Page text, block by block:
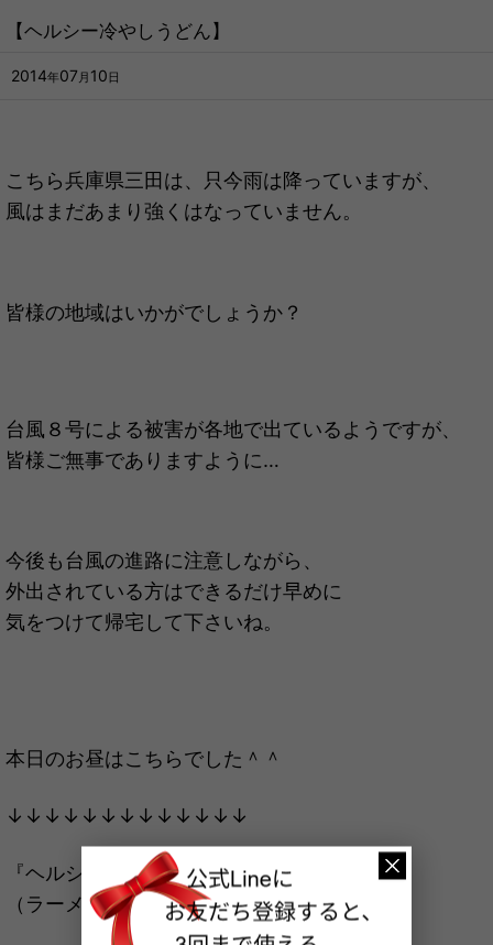
【ヘルシー冷やしうどん】
2014年07 月 10 日
こちら兵庫県三田は、只今雨は降っていますが、
風はまだあまり強くはなっていません。
皆様の地域はいかがでしょうか？
台風８号による被害が各地で出ているようですが、
皆様ご無事でありますように…
今後も台風の進路に注意しながら、
外出されている方はできるだけ早めに
気をつけて帰宅して下さいね。
本日のお昼はこちらでした＾＾
↓↓↓↓↓↓↓↓↓↓↓↓↓
『ヘルシー冷やしうどん』
（ラーメンじゃなくて、ごめんなさい…；）